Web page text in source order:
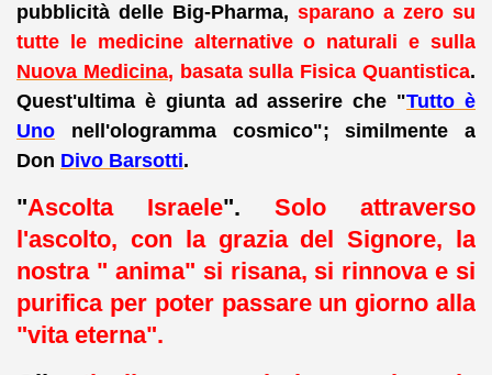
pubblicità delle Big-Pharma, sparano a zero su
tutte le medicine alternative o naturali e sulla
Nuova Medicina, basata sulla Fisica Quantistica.
Quest'ultima è giunta ad asserire che "Tutto è
Unonell'ologramma cosmico"; similmente a
Don Divo Barsotti.
"Ascolta Israele".Solo attraverso
l'ascolto, con la grazia del Signore, la
nostra " anima" si risana, si rinnova e si
purifica per poter passare un giorno alla
"vita eterna".